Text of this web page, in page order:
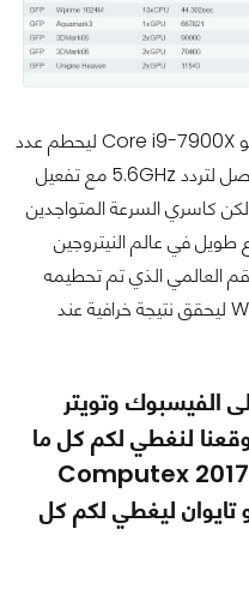
بعد ذلك أتى المعالج الأكثر شراسة وهو Core i9-7900X ليحطم عدد
من الأرقام العالمية, حيث استطاع ان يصل لتردد 5.6GHz مع تفعيل
كاسري السرعة المتواجدين
في عالم النيتروجين
الصفر. الرقم العالمي الذي تم تحطيمه
كان من خلال بينشمارك Wprime 32M ليحقق نتيجة خرافية عند
الفيسبوك وتويتر
لنغطي لكم كل ما
سيأتي ضمن فعاليات معرض Computex 2017
تايوان ليغطي لكم كل